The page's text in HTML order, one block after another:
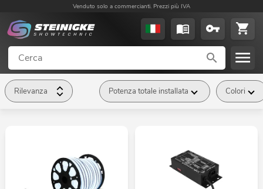
Venduto solo a commercianti. Prezzi più IVA
Rilevanza Potenza totale installata Colori